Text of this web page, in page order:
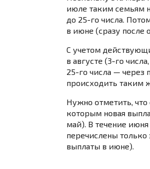
июле таким семьям
до 25-го числа.
в июне (сразу после
С учетом
в августе (3-го
25-го числа — через
происходить таким
Нужно отметить, что
которым новая
май). В течение
перечислены только
выплаты в июне).